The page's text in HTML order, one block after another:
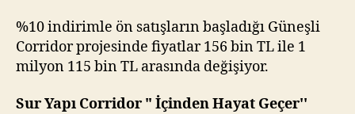
%10 indirimle ön satışların başladığı Güneşli
Corridor projesinde fiyatlar 156 bin TL ile 1
milyon 115 bin TL arasında değişiyor.
Sur Yapı Corridor " İçinden Hayat Geçer''